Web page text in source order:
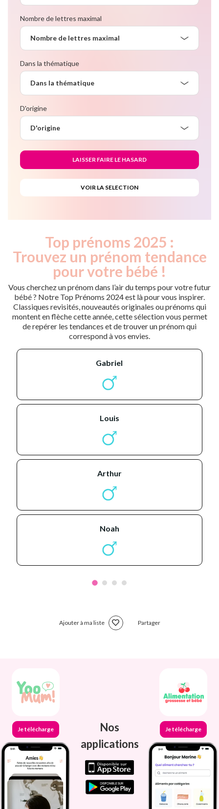
Nombre de lettres maximal
Nombre de lettres maximal
Dans la thématique
Dans la thématique
D'origine
D'origine
Top prénoms 2025 :
Trouvez un prénom tendance
pour votre bébé !
Vous cherchez un prénom dans l’air du temps pour votre futur
bébé ? Notre Top Prénoms 2024 est là pour vous inspirer.
Classiques revisités, nouveautés originales ou prénoms qui
montent en flèche cette année, cette sélection vous permet
de repérer les tendances et de trouver un prénom qui
correspond à vos envies.
gabriel
louis
arthur
noah
Ajouter à ma liste Partager
Je télécharge
Nos
applications
Je télécharge